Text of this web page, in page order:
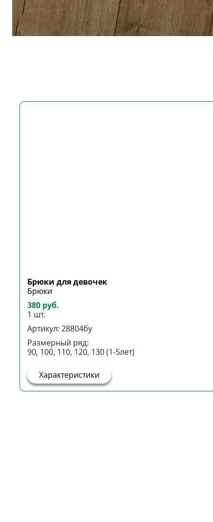
Брюки для девочек
Брюки
380 руб.
1 шт.
Артикул: 28804бу
Размерный ряд:
90, 100, 110, 120, 130 (1-5лет)
Характеристики